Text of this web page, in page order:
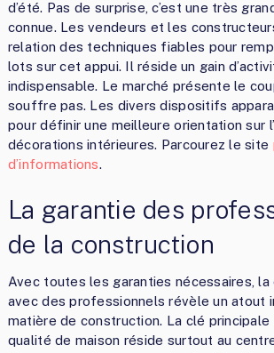
d’été. Pas de surprise, c’est une très
connue. Les vendeurs et les
relation des techniques fiables pour
lots sur cet appui. Il réside un gain
indispensable. Le marché présente le
souffre pas. Les divers dispositifs
pour définir une meilleure orientation sur
décorations intérieures. Parcourez le site
d’informations.
La garantie des
de la construction
Avec toutes les garanties nécessaires,
avec des professionnels révèle un atout
matière de construction. La clé principale
qualité de maison réside surtout au